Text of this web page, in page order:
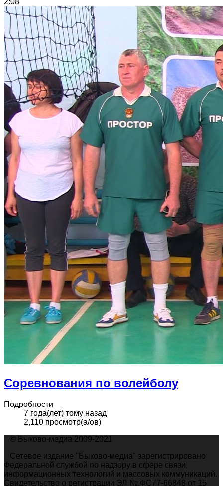
Соревнования по волейболу
Подробности
7 года(лет) тому назад
2,110 просмотр(а/ов)
© Быково-медиа 2009-2021
Сетевое издание "Быково-медиа" зарегистрировано
Федеральной службой по надзору в сфере связи,
информационных технологий и массовых коммуникаций.
Свидетельство о регистрации ЭЛ № ФС77-66848 от 15